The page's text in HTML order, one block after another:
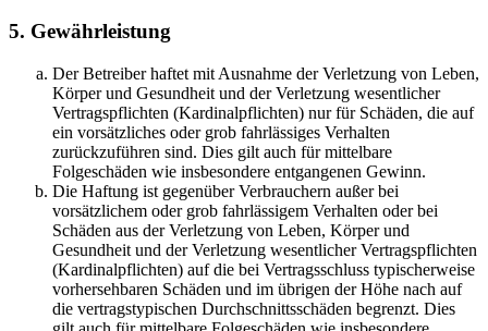
5. Gewährleistung
Der Betreiber haftet mit Ausnahme der Verletzung von Leben,
Körper und Gesundheit und der Verletzung wesentlicher
Vertragspflichten (Kardinalpflichten) nur für Schäden, die auf
ein vorsätzliches oder grob fahrlässiges Verhalten
zurückzuführen sind. Dies gilt auch für mittelbare
Folgeschäden wie insbesondere entgangenen Gewinn.
Die Haftung ist gegenüber Verbrauchern außer bei
vorsätzlichem oder grob fahrlässigem Verhalten oder bei
Schäden aus der Verletzung von Leben, Körper und
Gesundheit und der Verletzung wesentlicher Vertragspflichten
(Kardinalpflichten) auf die bei Vertragsschluss typischerweise
vorhersehbaren Schäden und im übrigen der Höhe nach auf
die vertragstypischen Durchschnittsschäden begrenzt. Dies